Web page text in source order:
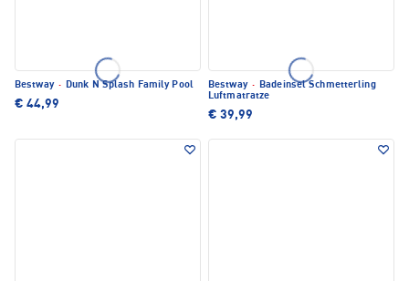
Bestway · Dunk N Splash Family Pool
€ 44,99
Bestway · Badeinsel Schmetterling
Luftmatratze
€ 39,99